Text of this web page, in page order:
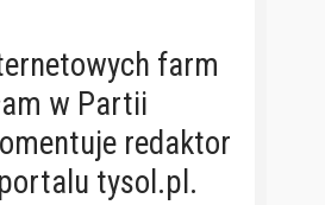
farm
w Partii
redaktor
tysol.pl.